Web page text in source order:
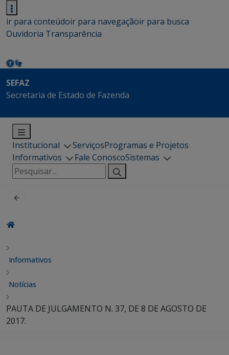
ir para conteúdoir para navegaçãoir para busca
Ouvidoria Transparência
SEFAZ
Secretaria de Estado de Fazenda
Institucional ServiçosProgramas e Projetos
Informativos
Fale ConoscoSistemas
Pesquisar
por:
Informativos
Notícias
PAUTA DE JULGAMENTO N. 37, DE 8 DE AGOSTO DE
2017.